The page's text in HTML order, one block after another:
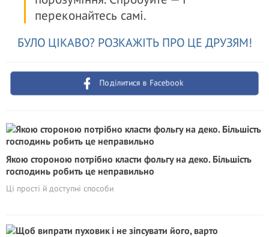
переконайтесь самі.
БУЛО ЦІКАВО? РОЗКАЖІТЬ ПРО ЦЕ ДРУЗЯМ!
Поділитися в Facebook
Якою стороною потрібно класти фольгу на деко. Більшість
господинь робить це неправильно
Ці прості й доступні способи